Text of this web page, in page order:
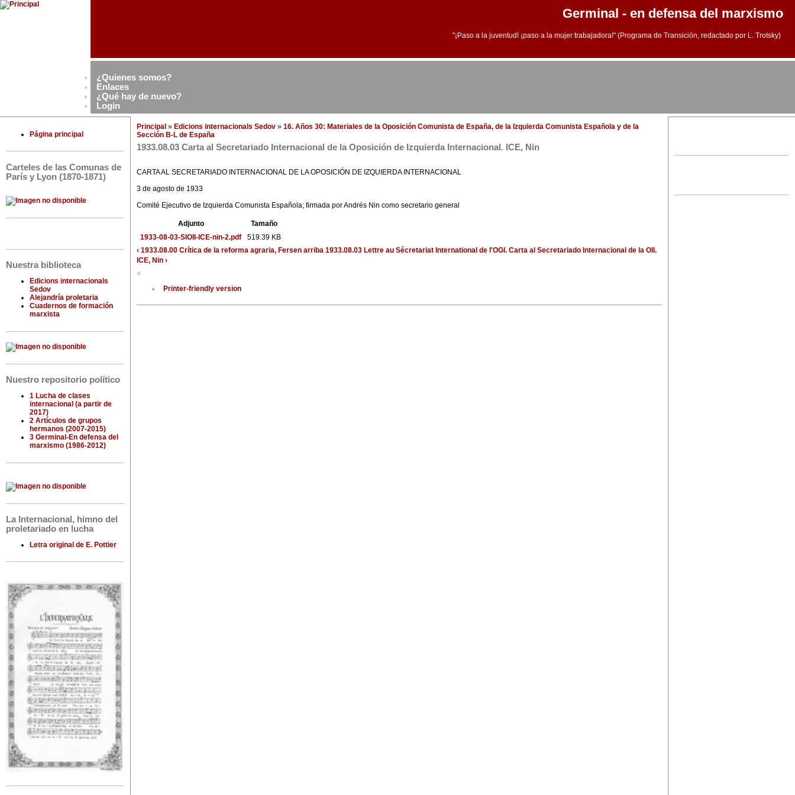
Germinal - en defensa del marxismo
"¡Paso a la juventud! ¡paso a la mujer trabajadora!" (Programa de Transición, redactado por L. Trotsky)
¿Quienes somos?
Enlaces
¿Qué hay de nuevo?
Login
Página principal
Carteles de las Comunas de
París y Lyon (1870-1871)
Nuestra biblioteca
Edicions internacionals
Sedov
Alejandría proletaria
Cuadernos de formación
marxista
Nuestro repositorio político
1 Lucha de clases
internacional (a partir de
2017)
2 Artículos de grupos
hermanos (2007-2015)
3 Germinal-En defensa del
marxismo (1986-2012)
La Internacional, himno del
proletariado en lucha
Letra original de E. Pottier
Principal » Edicions internacionals Sedov » 16. Años 30: Materiales de la Oposición Comunista de España, de la Izquierda Comunista Española y de la
Sección B-L de España
1933.08.03 Carta al Secretariado Internacional de la Oposición de Izquierda Internacional. ICE, Nin
CARTA AL SECRETARIADO INTERNACIONAL DE LA OPOSICIÓN DE IZQUIERDA INTERNACIONAL
3 de agosto de 1933
Comité Ejecutivo de Izquierda Comunista Española; firmada por Andrés Nin como secretario general
Adjunto
Tamaño
1933-08-03-SIOII-ICE-nin-2.pdf
519.39 KB
‹ 1933.08.00 Crítica de la reforma agraria, Fersen arriba 1933.08.03 Lettre au Sécretariat International de l'OGI. Carta al Secretariado Internacional de la OII.
ICE, Nin ›
»
Printer-friendly version